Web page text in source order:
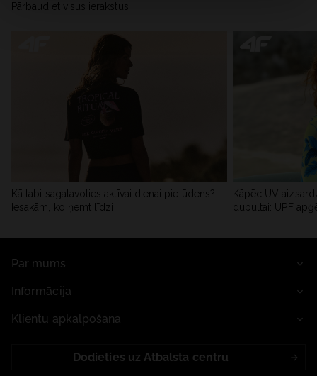
Pārbaudiet visus ierakstus
Kā labi sagatavoties aktīvai dienai pie ūdens?
Iesakām, ko ņemt līdzi
Kāpēc UV
dubultai: UPF
Par mums
Informācija
Klientu apkalpošana
Dodieties uz Atbalsta centru